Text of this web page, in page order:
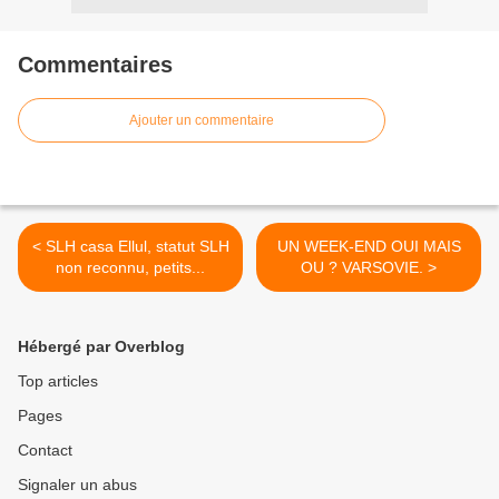
Commentaires
Ajouter un commentaire
< SLH casa Ellul, statut SLH
non reconnu, petits...
UN WEEK-END OUI MAIS
OU ? VARSOVIE. >
Hébergé par Overblog
Top articles
Pages
Contact
Signaler un abus